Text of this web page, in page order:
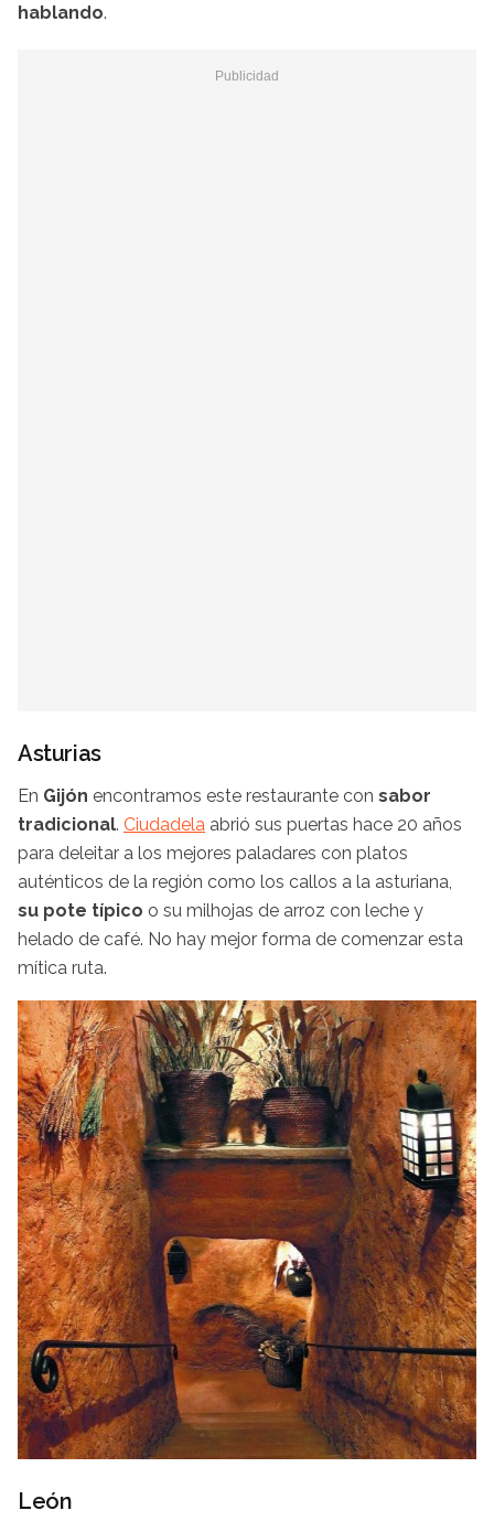
hablando.
Asturias
En Gijón encontramos este restaurante con sabor
tradicional. Ciudadela abrió sus puertas hace 20 años
para deleitar a los mejores paladares con platos
auténticos de la región como los callos a la asturiana,
su pote típico o su milhojas de arroz con leche y
helado de café. No hay mejor forma de comenzar esta
mítica ruta.
León